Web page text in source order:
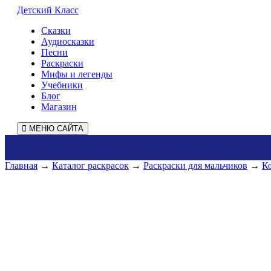
Детский Класс
Сказки
Аудиосказки
Песни
Раскраски
Мифы и легенды
Учебники
Блог
Магазин
МЕНЮ САЙТА
Главная → Каталог раскрасок → Раскраски для мальчиков →